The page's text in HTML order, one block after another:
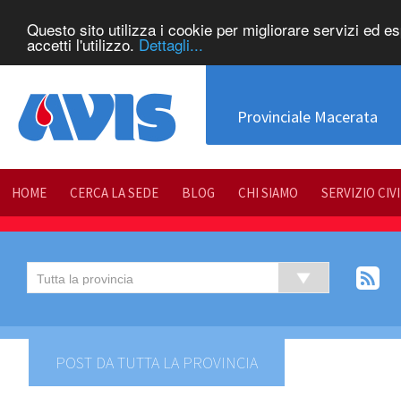
Questo sito utilizza i cookie per migliorare servizi ed
accetti l'utilizzo. Dettagli...
Provinciale Macerata
HOME CERCA LA SEDE BLOG CHI SIAMO SERVIZIO
POST DA TUTTA LA PROVINCIA